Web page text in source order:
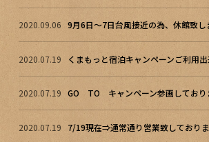
2020.09.06 9月6日～7日台風接近の為、休館致し
2020.07.19 くまもっと宿泊キャンペーンご利用
2020.07.19 GO TO キャンペーン参画しており
2020.07.19 7/19現在⇒通常通り営業致しており